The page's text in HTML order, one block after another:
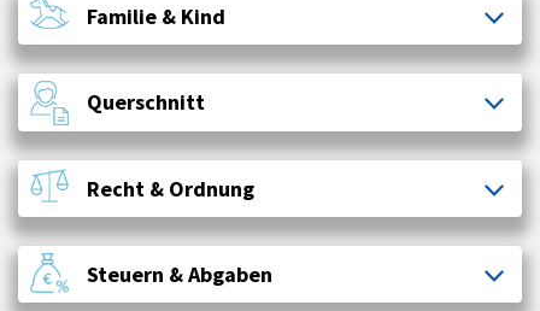
Familie & Kind
Querschnitt
Recht & Ordnung
Steuern & Abgaben